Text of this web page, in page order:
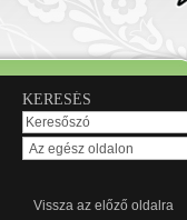
KERESÉS
Vissza az előző oldalra